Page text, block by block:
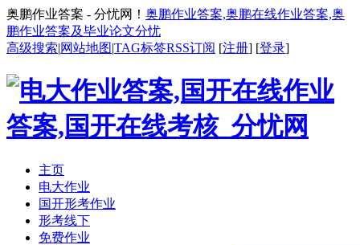
奥鹏作业答案 - 分忧网！ 奥鹏作业答案,奥鹏在线作业答案,奥
鹏作业答案及毕业论文分忧
高级搜索|网站地图|TAG标签RSS订阅 [注册] [登录]
主页
电大作业
国开形考作业
形考线下
免费作业